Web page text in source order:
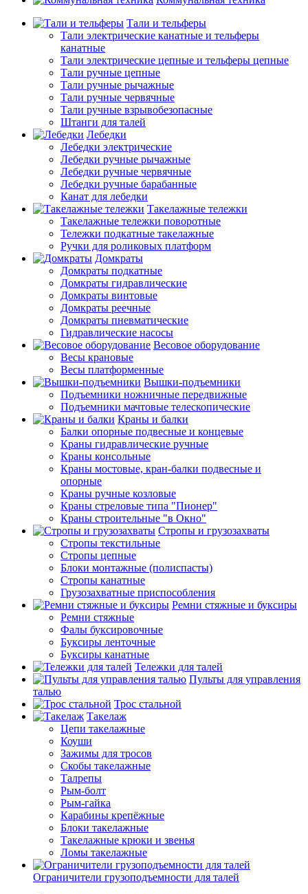
Тали и тельферы
Тали электрические канатные и тельферы
канатные
Тали электрические цепные и тельферы цепные
Тали ручные цепные
Тали ручные рычажные
Тали ручные червячные
Тали ручные взрывобезопасные
Штанги для талей
Лебедки
Лебедки электрические
Лебедки ручные рычажные
Лебедки ручные червячные
Лебедки ручные барабанные
Канат для лебедки
Такелажные тележки
Такелажные тележки поворотные
Тележки подкатные такелажные
Ручки для роликовых платформ
Домкраты
Домкраты подкатные
Домкраты гидравлические
Домкраты винтовые
Домкраты реечные
Домкраты пневматические
Гидравлические насосы
Весовое оборудование
Весы крановые
Весы платформенные
Вышки-подъемники
Подъемники ножничные передвижные
Подъемники мачтовые телескопические
Краны и балки
Балки опорные подвесные и концевые
Краны гидравлические ручные
Краны консольные
Краны мостовые, кран-балки подвесные и
опорные
Краны ручные козловые
Краны стреловые типа "Пионер"
Краны строительные "в Окно"
Стропы и грузозахваты
Стропы текстильные
Стропы цепные
Блоки монтажные (полиспасты)
Стропы канатные
Грузозахватные приспособления
Ремни стяжные и буксиры
Ремни стяжные
Фалы буксировочные
Буксиры ленточные
Буксиры канатные
Тележки для талей
Пульты для управления
талью
Трос стальной
Такелаж
Цепи такелажные
Коуши
Зажимы для тросов
Скобы такелажные
Талрепы
Рым-болт
Рым-гайка
Карабины крепёжные
Блоки такелажные
Такелажные крюки и звенья
Ломы такелажные
Ограничители грузоподъемности для талей